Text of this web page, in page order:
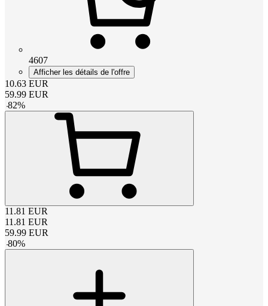
4607
Afficher les détails de l'offre
10.63 EUR
59.99 EUR
-82%
11.81 EUR
11.81 EUR
59.99 EUR
-80%